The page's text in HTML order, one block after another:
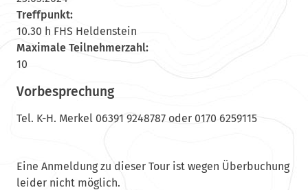
Treffpunkt:
10.30 h FHS Heldenstein
Maximale Teilnehmerzahl:
10
Vorbesprechung
Tel. K-H. Merkel 06391 9248787 oder 0170 6259115
Eine Anmeldung zu dieser Tour ist wegen Überbuchung
leider nicht möglich.